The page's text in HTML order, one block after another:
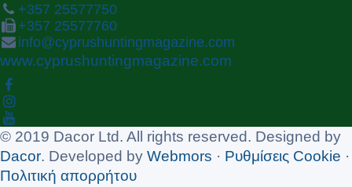
+357 25577750
+357 25577760
info@cyprushuntingmagazine.com
www.cyprushuntingmagazine.com
© 2019 Dacor Ltd. All rights reserved. Designed by
Dacor. Developed by Webmors · Ρυθμίσεις Cookie ·
Πολιτική απορρήτου